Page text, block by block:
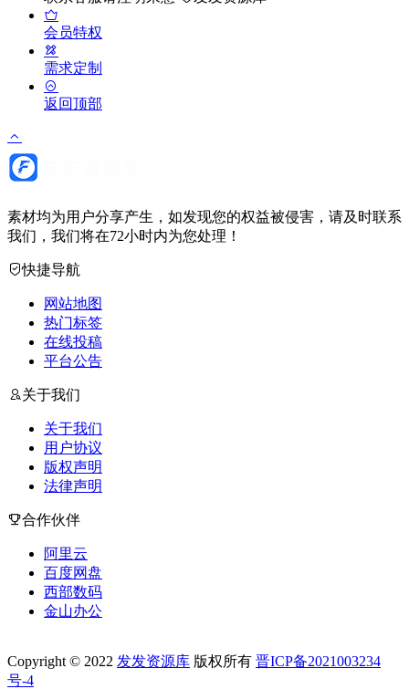
会员特权
需求定制
返回顶部
素材均为用户分享产生，如发现您的权益被侵害，请及时联系
我们，我们将在72小时内为您处理！
快捷导航
网站地图
热门标签
在线投稿
平台公告
关于我们
关于我们
用户协议
版权声明
法律声明
合作伙伴
阿里云
百度网盘
西部数码
金山办公
Copyright © 2022 发发资源库 版权所有 晋ICP备2021003234
号-4